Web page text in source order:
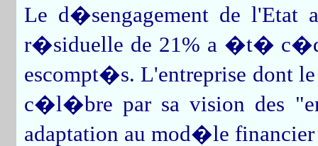
Le d�sengagement de l'Etat
r�siduelle de 21% a �t�
escompt�s. L'entreprise dont
c�l�bre par sa vision des
adaptation au mod�le